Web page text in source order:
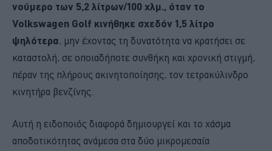
νούμερο των 5,2 λίτρων/100 χλμ., όταν το
Volkswagen Golf κινήθηκε σχεδόν 1,5 λίτρο
ψηλότερα, μην έχοντας τη δυνατότητα να κρατήσει σε
καταστολή, σε οποιαδήποτε συνθήκη και χρονική στιγμή,
πέραν της πλήρους ακινητοποίησης, τον τετρακύλινδρο
κινητήρα βενζίνης.
Αυτή η ειδοποιός διαφορά δημιουργεί και το χάσμα
αποδοτικότητας ανάμεσα στα δύο μικρομεσαία